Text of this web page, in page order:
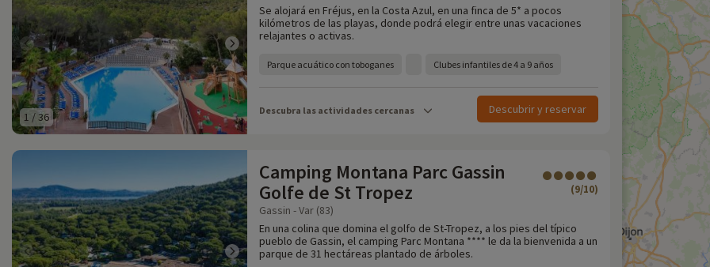
1 /36
Se alojará en Fréjus, en la Costa Azul, en una finca de 5* a pocos
kilómetros de las playas, donde podrá elegir entre unas vacaciones
relajantes o activas.
Parque acuático con toboganes Clubes infantiles de 4 a 9 años
Descubra las actividades cercanas Descubrir y reservar
Camping Montana Parc Gassin
Golfe de St Tropez
(9/10)
Gassin - Var (83)
En una colina que domina el golfo de St-Tropez, a los pies del típico
pueblo de Gassin, el camping Parc Montana **** le da la bienvenida a un
parque de 31 hectáreas plantado de árboles.